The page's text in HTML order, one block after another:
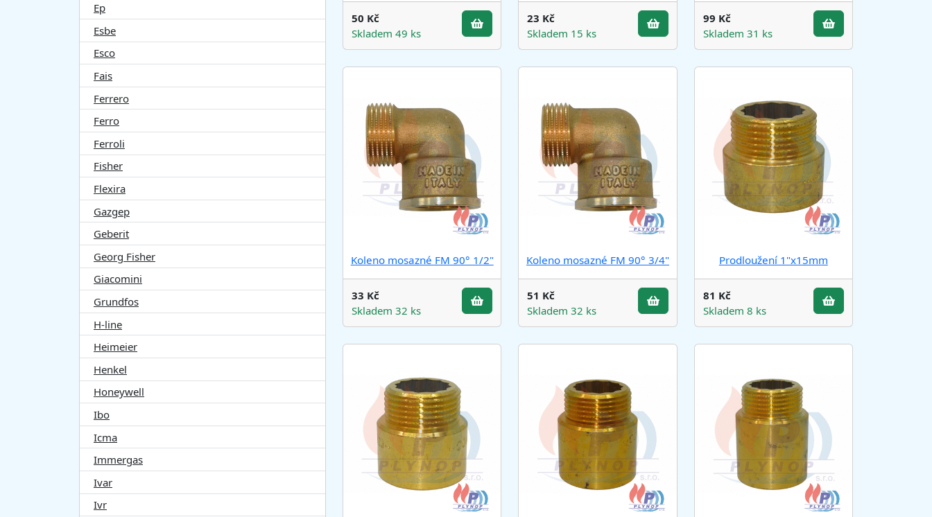
Ep
Esbe
Esco
Fais
Ferrero
Ferro
Ferroli
Fisher
Flexira
Gazgep
Geberit
Georg Fisher
Giacomini
Grundfos
H-line
Heimeier
Henkel
Honeywell
Ibo
Icma
Immergas
Ivar
Ivr
50 Kč
Skladem 49 ks
23 Kč
Skladem 15 ks
99 Kč
Skladem 31 ks
Koleno mosazné FM 90° 1/2"
33 Kč
Skladem 32 ks
Koleno mosazné FM 90° 3/4"
51 Kč
Skladem 32 ks
Prodloužení 1"x15mm
81 Kč
Skladem 8 ks